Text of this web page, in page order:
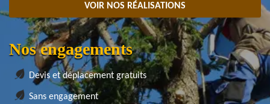
VOIR NOS RÉALISATIONS
Nos engagements
Devis et déplacement gratuits
Sans engagement